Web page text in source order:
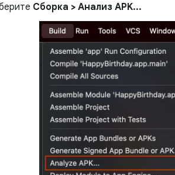
Сборка > Анализ APK...